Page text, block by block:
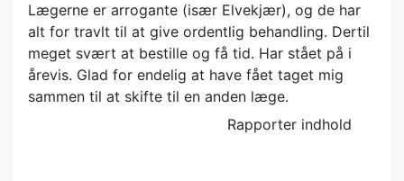
Lægerne er arrogante (især Elvekjær), og de har
alt for travlt til at give ordentlig behandling. Dertil
meget svært at bestille og få tid. Har stået på i
årevis. Glad for endelig at have fået taget mig
sammen til at skifte til en anden læge.
Rapporter indhold